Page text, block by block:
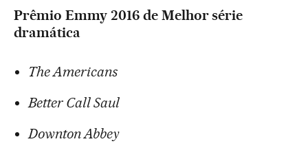
Prêmio Emmy 2016 de Melhor série
dramática
The Americans
Better Call Saul
Downton Abbey